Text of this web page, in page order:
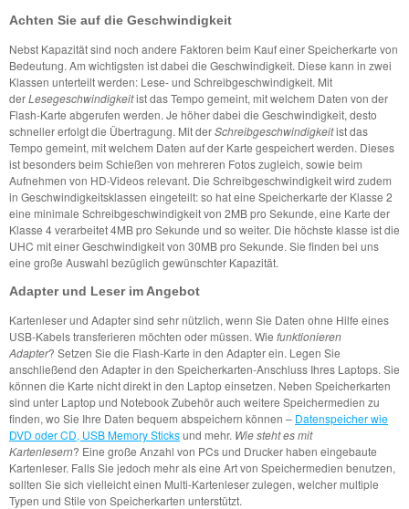
Achten Sie auf die Geschwindigkeit
Nebst Kapazität sind noch andere Faktoren beim Kauf einer Speicherkarte von
Bedeutung. Am wichtigsten ist dabei die Geschwindigkeit. Diese kann in zwei
Klassen unterteilt werden: Lese- und Schreibgeschwindigkeit. Mit
derLesegeschwindigkeitist das Tempo gemeint, mit welchem Daten von der
Flash-Karte abgerufen werden. Je höher dabei die Geschwindigkeit, desto
schneller erfolgt die Übertragung. Mit derSchreibgeschwindigkeitist das
Tempo gemeint, mit welchem Daten auf der Karte gespeichert werden. Dieses
ist besonders beim Schießen von mehreren Fotos zugleich, sowie beim
Aufnehmen von HD-Videos relevant. Die Schreibgeschwindigkeit wird zudem
in Geschwindigkeitsklassen eingeteilt: so hat eine Speicherkarte der Klasse 2
eine minimale Schreibgeschwindigkeit von 2MB pro Sekunde, eine Karte der
Klasse 4 verarbeitet 4MB pro Sekunde und so weiter. Die höchste klasse ist die
UHC mit einer Geschwindigkeit von 30MB pro Sekunde. Sie finden bei uns
eine große Auswahl bezüglich gewünschter Kapazität.
Adapter und Leser im Angebot
Kartenleser und Adapter sind sehr nützlich, wenn Sie Daten ohne Hilfe eines
USB-Kabels transferieren möchten oder müssen. Wie funktionieren
Adapter? Setzen Sie die Flash-Karte in den Adapter ein. Legen Sie
anschließend den Adapter in den Speicherkarten-Anschluss Ihres Laptops. Sie
können die Karte nicht direkt in den Laptop einsetzen. Neben Speicherkarten
sind unter Laptop und Notebook Zubehör auch weitere Speichermedien zu
finden, wo Sie Ihre Daten bequem abspeichern können – Datenspeicher wie
DVD oder CD, USB Memory Sticksund mehr. Wie steht es mit
Kartenlesern? Eine große Anzahl von PCs und Drucker haben eingebaute
Kartenleser. Falls Sie jedoch mehr als eine Art von Speichermedien benutzen,
sollten Sie sich vielleicht einen Multi-Kartenleser zulegen, welcher multiple
Typen und Stile von Speicherkarten unterstützt.